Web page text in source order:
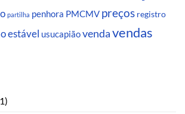
partilha penhora PMCMV preços registro
estável usucapiãovendavendas